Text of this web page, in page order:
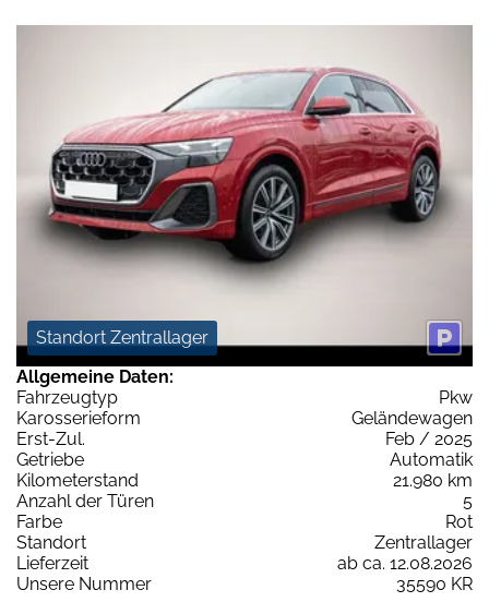
Standort Zentrallager
Allgemeine Daten:
Fahrzeugtyp
Pkw
Karosserieform
Geländewagen
Erst-Zul.
Feb / 2025
Getriebe
Automatik
Kilometerstand
21.980 km
Anzahl der Türen
5
Farbe
Rot
Standort
Zentrallager
Lieferzeit
ab ca. 12.08.2026
Unsere Nummer
35590 KR